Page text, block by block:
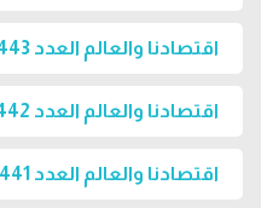
اقتصادنا والعالم العدد 443
اقتصادنا والعالم العدد 442
اقتصادنا والعالم العدد 441